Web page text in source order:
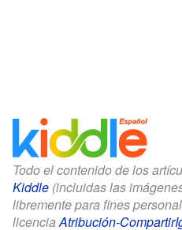
Todo el contenido de los
Kiddle (incluidas las
libremente para fines
licenciaAtribución-